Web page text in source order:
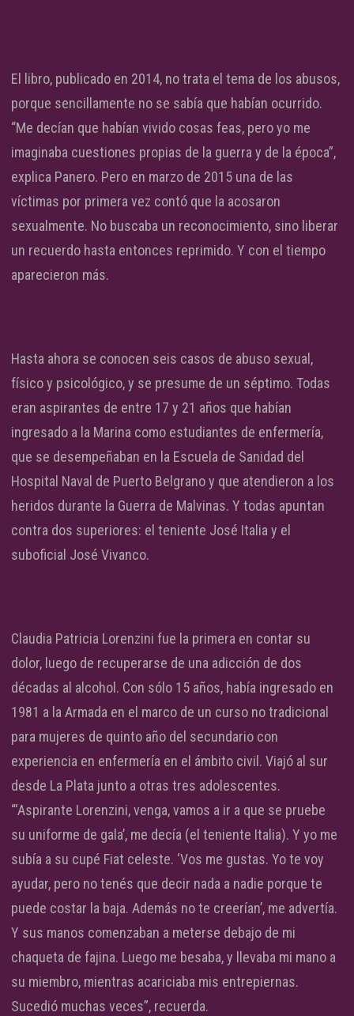
El libro, publicado en 2014, no trata el tema de los abusos,
porque sencillamente no se sabía que habían ocurrido.
“Me decían que habían vivido cosas feas, pero yo me
imaginaba cuestiones propias de la guerra y de la época”,
explica Panero. Pero en marzo de 2015 una de las
víctimas por primera vez contó que la acosaron
sexualmente. No buscaba un reconocimiento, sino liberar
un recuerdo hasta entonces reprimido. Y con el tiempo
aparecieron más.
Hasta ahora se conocen seis casos de abuso sexual,
físico y psicológico, y se presume de un séptimo. Todas
eran aspirantes de entre 17 y 21 años que habían
ingresado a la Marina como estudiantes de enfermería,
que se desempeñaban en la Escuela de Sanidad del
Hospital Naval de Puerto Belgrano y que atendieron a los
heridos durante la Guerra de Malvinas. Y todas apuntan
contra dos superiores: el teniente José Italia y el
suboficial José Vivanco.
Claudia Patricia Lorenzini fue la primera en contar su
dolor, luego de recuperarse de una adicción de dos
décadas al alcohol. Con sólo 15 años, había ingresado en
1981 a la Armada en el marco de un curso no tradicional
para mujeres de quinto año del secundario con
experiencia en enfermería en el ámbito civil. Viajó al sur
desde La Plata junto a otras tres adolescentes.
“‘Aspirante Lorenzini, venga, vamos a ir a que se pruebe
su uniforme de gala’, me decía (el teniente Italia). Y yo me
subía a su cupé Fiat celeste. ‘Vos me gustas. Yo te voy
ayudar, pero no tenés que decir nada a nadie porque te
puede costar la baja. Además no te creerían’, me advertía.
Y sus manos comenzaban a meterse debajo de mi
chaqueta de fajina. Luego me besaba, y llevaba mi mano a
su miembro, mientras acariciaba mis entrepiernas.
Sucedió muchas veces”, recuerda.